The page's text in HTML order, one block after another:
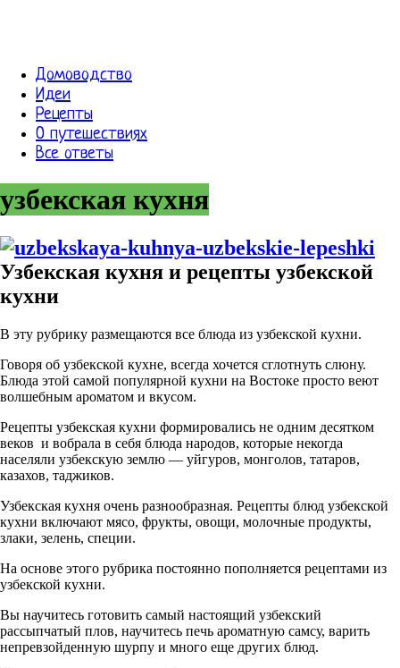
Домоводство
Идеи
Рецепты
О путешествиях
Все ответы
узбекская кухня
Узбекская кухня и рецепты узбекской
кухни
В эту рубрику размещаются все блюда из узбекской кухни.
Говоря об узбекской кухне, всегда хочется сглотнуть слюну.
Блюда этой самой популярной кухни на Востоке просто веют
волшебным ароматом и вкусом.
Рецепты узбекская кухни формировались не одним десятком
веков и вобрала в себя блюда народов, которые некогда
населяли узбекскую землю — уйгуров, монголов, татаров,
казахов, таджиков.
Узбекская кухня очень разнообразная. Рецепты блюд узбекской
кухни включают мясо, фрукты, овощи, молочные продукты,
злаки, зелень, специи.
На основе этого рубрика постоянно пополняется рецептами из
узбекской кухни.
Вы научитесь готовить самый настоящий узбекский
рассыпчатый плов, научитесь печь ароматную самсу, варить
непревзойденную шурпу и много еще других блюд.